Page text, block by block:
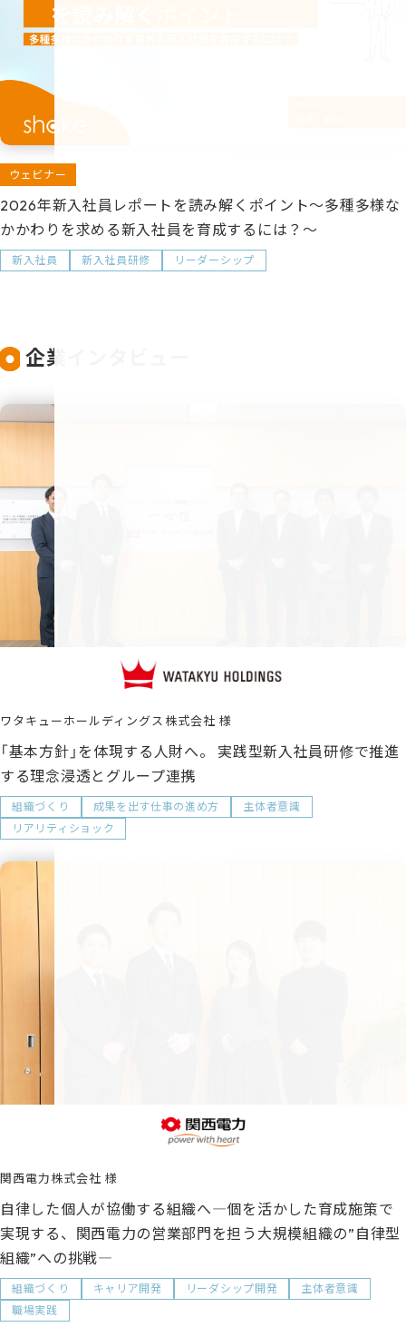
ウェビナー
2026年新入社員レポートを読み解くポイント～多種多様な
かかわりを求める新入社員を育成するには？～
新入社員 新入社員研修 リーダーシップ
企業インタビュー
ワタキューホールディングス株式会社
「基本方針」を体現する人財へ。 実践型新入社員研修で推進
する理念浸透とグループ連携
組織づくり 成果を出す仕事の進め方
主体者意識
リアリティショック
関西電力株式会社
自律した個人が協働する組織へ―個を活かした育成施策で
実現する、関西電力の営業部門を担う大規模組織の”自律型
組織”への挑戦―
組織づくり キャリア開発 リーダシップ開発
主体者意識
職場実践